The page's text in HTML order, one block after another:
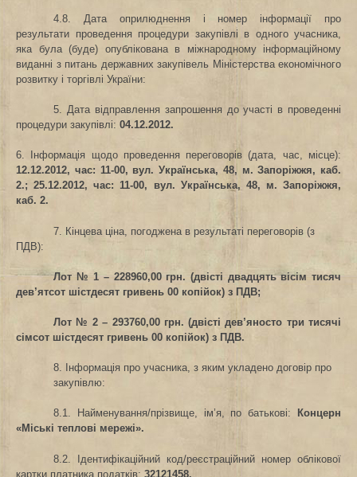
4.8. Дата оприлюднення і номер інформації про
результати проведення процедури закупівлі в одного учасника,
яка була (буде) опублікована в міжнародному інформаційному
виданні з питань державних закупівель Міністерства економічного
розвитку і торгівлі України:
5. Дата відправлення запрошення до участі в проведенні
процедури закупівлі: 04.12.2012.
6. Інформація щодо проведення переговорів (дата, час, місце):
12.12.2012, час: 11-00, вул. Українська, 48, м. Запоріжжя, каб.
2.; 25.12.2012, час: 11-00, вул. Українська, 48, м. Запоріжжя,
каб. 2.
7. Кінцева ціна, погоджена в результаті переговорів (з
ПДВ):
Лот № 1 – 228960,00 грн. (двісті двадцять вісім тисяч
дев’ятсот шістдесят гривень 00 копійок) з ПДВ;
Лот № 2 – 293760,00 грн. (двісті дев’яносто три тисячі
сімсот шістдесят гривень 00 копійок) з ПДВ.
8. Інформація про учасника, з яким укладено договір про
закупівлю:
8.1. Найменування/прізвище, ім’я, по батькові:
Концерн
«Міські теплові мережі».
8.2. Ідентифікаційний код/реєстраційний номер облікової
картки платника податків: 32121458.